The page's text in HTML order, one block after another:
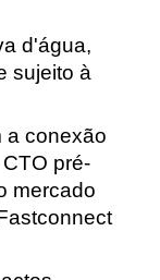
d'água,
sujeito à
a conexão
pré-
mercado